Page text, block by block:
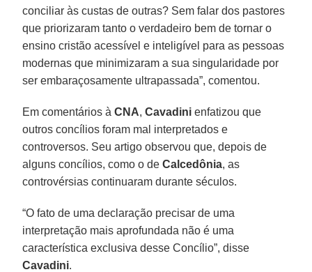
conciliar às custas de outras? Sem falar dos pastores
que priorizaram tanto o verdadeiro bem de tornar o
ensino cristão acessível e inteligível para as pessoas
modernas que minimizaram a sua singularidade por
ser embaraçosamente ultrapassada”, comentou.
Em comentários àCNA,Cavadini enfatizou que
outros concílios foram mal interpretados e
controversos. Seu artigo observou que, depois de
alguns concílios, como o deCalcedônia, as
controvérsias continuaram durante séculos.
“O fato de uma declaração precisar de uma
interpretação mais aprofundada não é uma
característica exclusiva desse Concílio”, disse
Cavadini.